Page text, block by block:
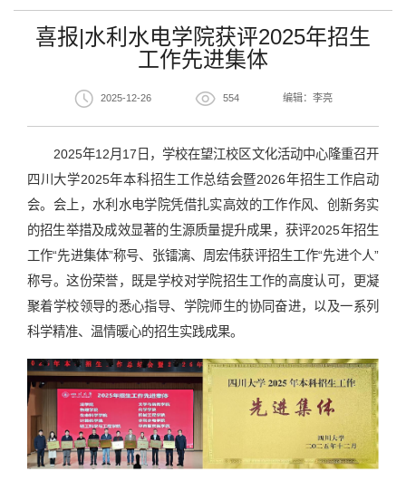
喜报|水利水电学院获评2025年招生
工作先进集体
2025-12-26 554 编辑：李亮
2025年12月17日，学校在望江校区文化活动中心隆重召开
四川大学2025年本科招生工作总结会暨2026年招生工作启动
会。会上，水利水电学院凭借扎实高效的工作作风、创新务实
的招生举措及成效显著的生源质量提升成果，获评2025年招生
工作“先进集体”称号、张镭漓、周宏伟获评招生工作“先进个人”
称号。这份荣誉，既是学校对学院招生工作的高度认可，更凝
聚着学校领导的悉心指导、学院师生的协同奋进，以及一系列
科学精准、温情暖心的招生实践成果。